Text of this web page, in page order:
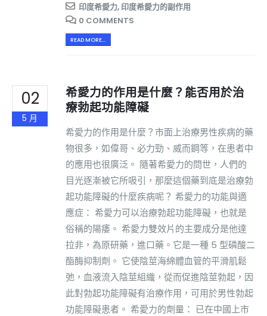
印度希愛力,印度希愛力的副作用
0 COMMENTS
READ MORE...
02
5 月
希愛力的作用是什麼？能否用於治
療勃起功能障礙
希愛力的作用是什麼？市面上治療男性疾病的藥
物很多，如偉哥、必力勁、威而鋼等，在患者中
的應用也很廣泛。 隨著希愛力的問世，人們的
目光逐漸被它所吸引，那麼這個藥到底是治療勃
起功能障礙的什麼疾病呢？ 希愛力的功能與適
應症： 希愛力可以治療勃起功能障礙，也就是
俗稱的陽痿。 希愛力雙效片的主要成分是他達
拉非，為原研藥，進口藥。它是一種 5 型磷酸二
酯酶抑制劑。 它使陰莖海綿體血管的平滑肌鬆
弛，血液流入陰莖組織，從而促進陰莖勃起，因
此對勃起功能障礙有治療作用，可用於男性勃起
功能障礙患者。 希愛力的劑量： 已在中國上市